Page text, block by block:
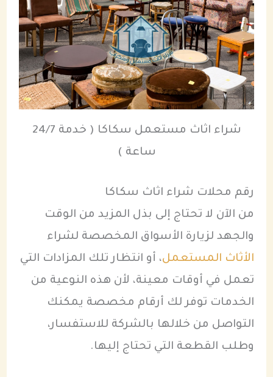
شراء اثاث مستعمل سكاكا ( خدمة 24/7
ساعة )
رقم محلات شراء اثاث سكاكا
من الآن لا تحتاج إلى بذل المزيد من الوقت
والجهد لزيارة الأسواق المخصصة لشراء
الأثاث المستعمل، أو انتظار تلك المزادات التي
تعمل في أوقات معينة، لأن هذه النوعية من
الخدمات توفر لك أرقام مخصصة يمكنك
التواصل من خلالها بالشركة للاستفسار،
وطلب القطعة التي تحتاج إليها.